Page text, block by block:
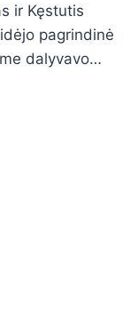
ir Kęstutis
pagrindinė
dalyvavo…